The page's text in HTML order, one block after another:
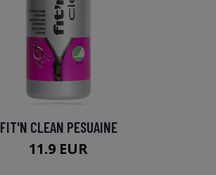
FIT'N CLEAN PESUAINE
11.9 EUR